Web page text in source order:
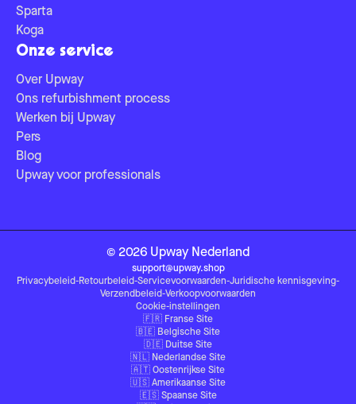
Sparta
Koga
Onze service
Over Upway
Ons refurbishment process
Werken bij Upway
Pers
Blog
Upway voor professionals
© 2026 Upway Nederland
support@upway.shop
Privacybeleid-Retourbeleid-Servicevoorwaarden-Juridische kennisgeving-
Verzendbeleid-Verkoopvoorwaarden
Cookie-instellingen
🇫🇷 Franse Site
🇧🇪 Belgische Site
🇩🇪 Duitse Site
🇳🇱 Nederlandse Site
🇦🇹 Oostenrijkse Site
🇺🇸 Amerikaanse Site
🇪🇸 Spaanse Site